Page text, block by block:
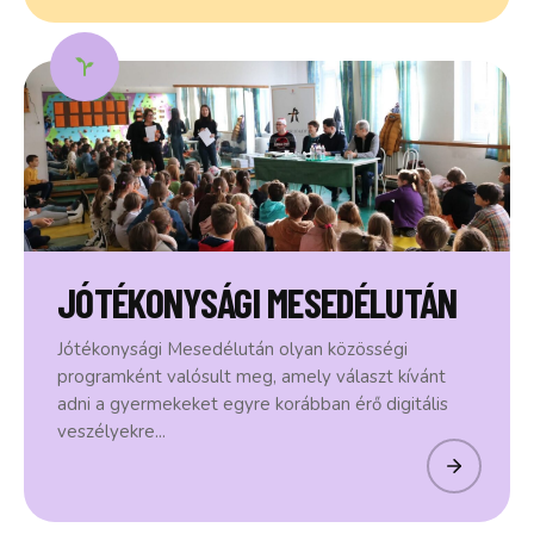
JÓTÉKONYSÁGI MESEDÉLUTÁN
Jótékonysági Mesedélután olyan közösségi
programként valósult meg, amely választ kívánt
adni a gyermekeket egyre korábban érő digitális
veszélyekre...